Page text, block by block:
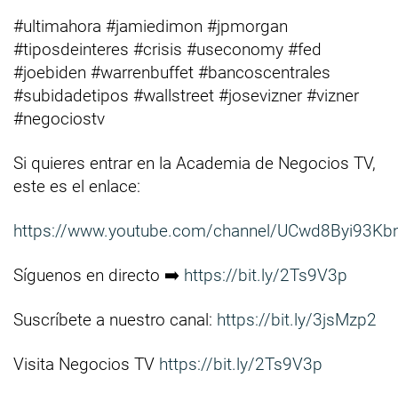
#ultimahora #jamiedimon #jpmorgan
#tiposdeinteres #crisis #useconomy #fed
#joebiden #warrenbuffet #bancoscentrales
#subidadetipos #wallstreet #josevizner #vizner
#negociostv
Si quieres entrar en la Academia de Negocios TV,
este es el enlace:
https://www.youtube.com/channel/
Síguenos en directo ➡️ https://bit.ly/2Ts9V3p
Suscríbete a nuestro canal: https://bit.ly/3jsMzp2
Visita Negocios TV https://bit.ly/2Ts9V3p